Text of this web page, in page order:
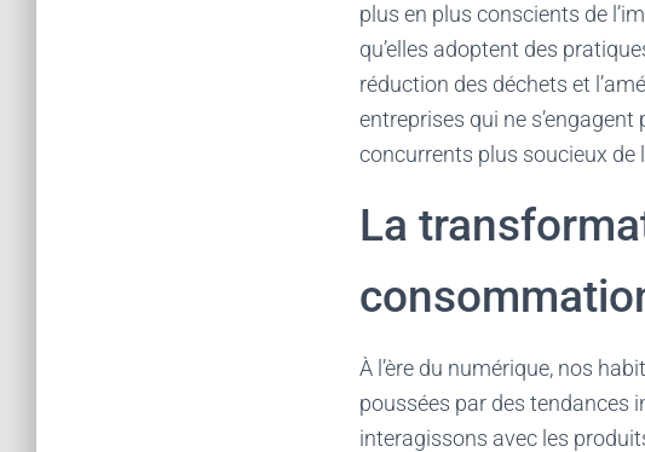
plus en plus conscients de
qu’elles adoptent des
réduction des déchets et
entreprises qui ne
concurrents plus soucieux de
La
À l’ère du numérique, nos
poussées par des tendances
interagissons avec les